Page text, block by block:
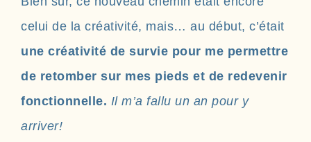
celui de la créativité, mais… au début, c’était
une créativité de survie pour me permettre
de retomber sur mes pieds et de redevenir
fonctionnelle. Il m’a fallu un an pour y
arriver!